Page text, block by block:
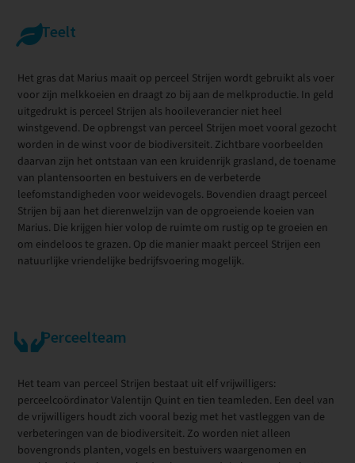
Teelt
Het gras dat Marius maait op perceel Strijen wordt gebruikt als voer
voor zijn melkkoeien en draagt zo bij aan de melkproductie. In geld
uitgedrukt is perceel Strijen als hooileverancier niet heel
winstgevend. De opbrengst van perceel Strijen moet vooral gezocht
worden in de winst voor de biodiversiteit. Zichtbare voorbeelden
daarvan zijn het ontstaan van een kruidenrijk grasland, de toename
van plantensoorten en bestuivers en de verbeterde
leefomstandigheden voor weidevogels. Bovendien draagt perceel
Strijen bij aan het dierenwelzijn van de opgroeiende koeien van
Marius. Die krijgen hier volop de ruimte om rustig op te groeien en
om eindeloos te grazen. Op die manier maakt perceel Strijen een
natuurlijke vriendelijke bedrijfsvoering mogelijk.
Perceelteam
Het team van perceel Strijen bestaat uit elf vrijwilligers:
perceelcoördinator Valentijn Quint en tien teamleden. Een deel van
de vrijwilligers houdt zich vooral bezig met het vastleggen van de
verbeteringen van de biodiversiteit. Zo worden niet alleen
bovengronds planten, vogels en bestuivers waargenomen en